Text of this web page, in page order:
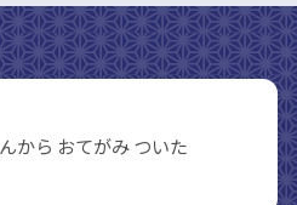
から おてがみ ついた